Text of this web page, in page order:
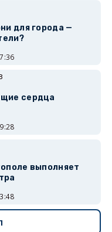
для города —
сердца
выполняет